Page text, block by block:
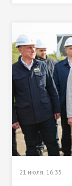
21 июля, 16:35